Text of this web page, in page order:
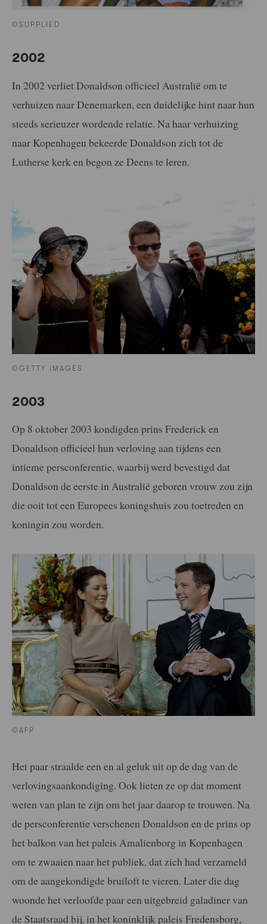
©SUPPLIED
2002
In 2002 verliet Donaldson officieel Australië om te
verhuizen naar Denemarken, een duidelijke hint naar hun
steeds serieuzer wordende relatie. Na haar verhuizing
naar Kopenhagen bekeerde Donaldson zich tot de
Lutherse kerk en begon ze Deens te leren.
©GETTY IMAGES
2003
Op 8 oktober 2003 kondigden prins Frederick en
Donaldson officieel hun verloving aan tijdens een
intieme persconferentie, waarbij werd bevestigd dat
Donaldson de eerste in Australië geboren vrouw zou zijn
die ooit tot een Europees koningshuis zou toetreden en
koningin zou worden.
©AFP
Het paar straalde een en al geluk uit op de dag van de
verlovingsaankondiging. Ook lieten ze op dat moment
weten van plan te zijn om het jaar daarop te trouwen. Na
de persconferentie verschenen Donaldson en de prins op
het balkon van het paleis Amalienborg in Kopenhagen
om te zwaaien naar het publiek, dat zich had verzameld
om de aangekondigde bruiloft te vieren. Later die dag
woonde het verloofde paar een uitgebreid galadiner van
de Staatsraad bij, in het koninklijk paleis Fredensborg,